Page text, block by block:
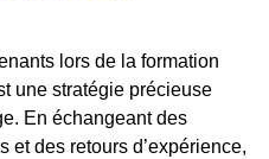
lors de la formation
une stratégie précieuse
En échangeant des
et des retours d’expérience,